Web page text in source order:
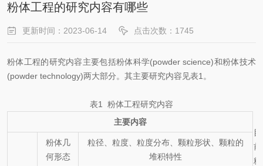
粉体工程的研究内容有哪些
更新时间：2023-06-14 点击次数：1745
粉体工程的研究内容主要包括粉体科学(powder science)和粉体技术
(powder technology)两大部分。其主要研究内容见表1。
表1 粉体工程研究内容
主要内容
粉体几
何形态
粒径、粒度、粒度分布、颗粒形状、颗粒的
堆积特性
目
粉